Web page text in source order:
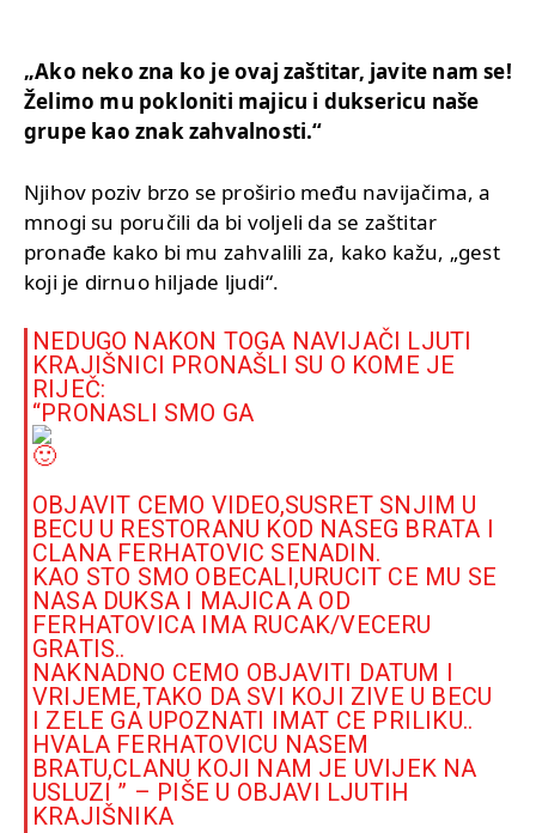
„Ako neko zna ko je ovaj zaštitar, javite nam se!
Želimo mu pokloniti majicu i duksericu naše
grupe kao znak zahvalnosti.“
Njihov poziv brzo se proširio među navijačima, a
mnogi su poručili da bi voljeli da se zaštitar
pronađe kako bi mu zahvalili za, kako kažu, „gest
koji je dirnuo hiljade ljudi“.
NEDUGO NAKON TOGA NAVIJAČI LJUTI
KRAJIŠNICI PRONAŠLI SU O KOME JE
RIJEČ:
“PRONASLI SMO GA
OBJAVIT CEMO VIDEO,SUSRET SNJIM U
BECU U RESTORANU KOD NASEG BRATA I
CLANA FERHATOVIC SENADIN.
KAO STO SMO OBECALI,URUCIT CE MU SE
NASA DUKSA I MAJICA A OD
FERHATOVICA IMA RUCAK/VECERU
GRATIS..
NAKNADNO CEMO OBJAVITI DATUM I
VRIJEME,TAKO DA SVI KOJI ZIVE U BECU
I ZELE GA UPOZNATI IMAT CE PRILIKU..
HVALA FERHATOVICU NASEM
BRATU,CLANU KOJI NAM JE UVIJEK NA
USLUZI ” – PIŠE U OBJAVI LJUTIH
KRAJIŠNIKA